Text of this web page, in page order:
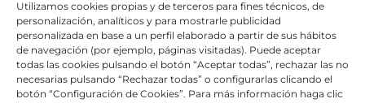
Utilizamos cookies propias y de terceros para fines técnicos, de
personalización, analíticos y para mostrarle publicidad
personalizada en base a un perfil elaborado a partir de sus hábitos
de navegación (por ejemplo, páginas visitadas). Puede aceptar
todas las cookies pulsando el botón “Aceptar todas”, rechazar las no
necesarias pulsando “Rechazar todas” o configurarlas clicando el
botón “Configuración de Cookies”. Para más información haga clic